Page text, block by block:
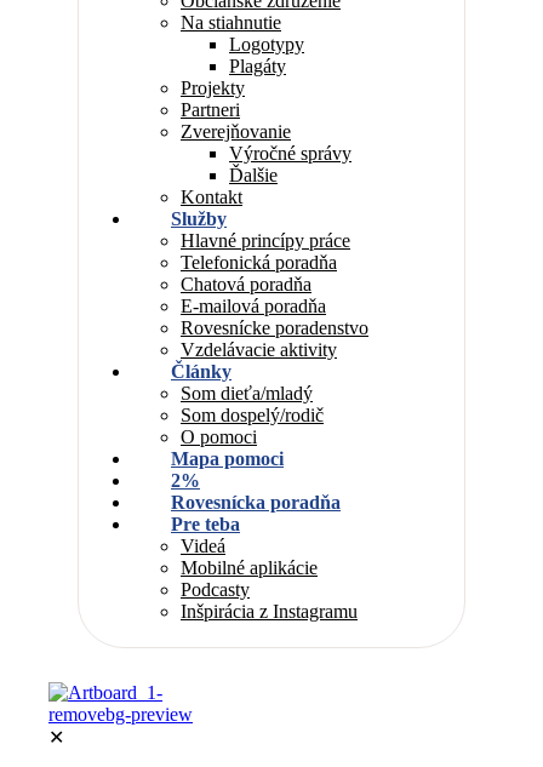
Na stiahnutie
Logotypy
Plagáty
Projekty
Partneri
Zverejňovanie
Výročné správy
Ďalšie
Kontakt
Služby
Hlavné princípy práce
Telefonická poradňa
Chatová poradňa
E-mailová poradňa
Rovesnícke poradenstvo
Vzdelávacie aktivity
Články
Som dieťa/mladý
Som dospelý/rodič
O pomoci
Mapa pomoci
2%
Rovesnícka poradňa
Pre teba
Videá
Mobilné aplikácie
Podcasty
Inšpirácia z Instagramu
✕